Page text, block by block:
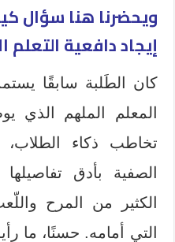
ويحضرنا هنا سؤال
إيجاد دافعية التعلم
كان الطَلبة سابقًا
المعلم الملهم الذي
تخاطب ذكاء الطلاب،
الصفية بأدق
الكثير من المرح
التي أمامه. حسنًا، ما